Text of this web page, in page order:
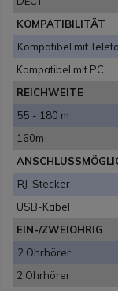
KOMPATIBILITÄT
Kompatibel mit
Kompatibel mit PC
REICHWEITE
55 - 180 m
160m
RJ-Stecker
USB-Kabel
EIN-/ZWEIOHRIG
2 Ohrhörer
2 Ohrhörer